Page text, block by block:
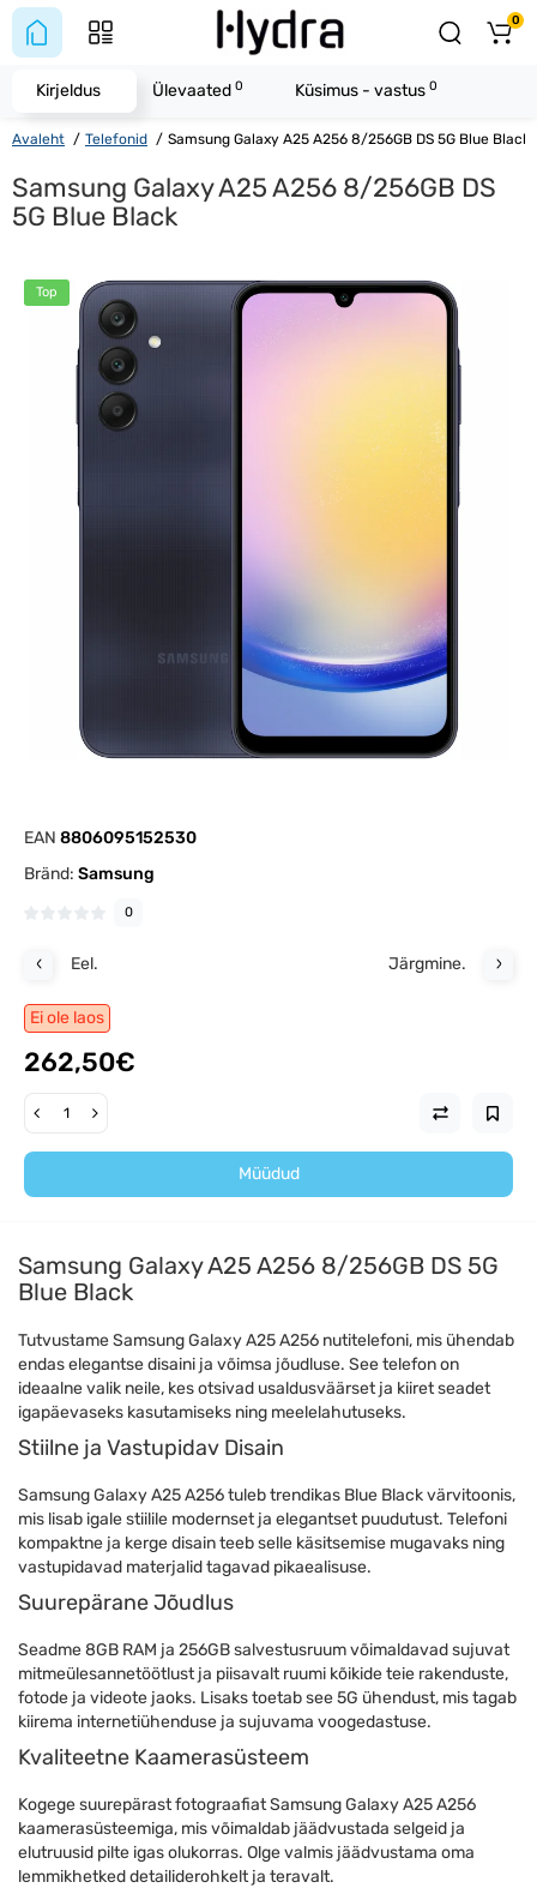
0
Avaleht Telefonid Samsung Galaxy A25 A256 8/256GB DS 5G Blue Black
Samsung Galaxy A25 A256 8/256GB DS
5G Blue Black
Top
EAN 8806095152530
Bränd: Samsung
0
Eel. Järgmine.
Ei ole laos
262,50€
Müüdud
Kirjeldus Ülevaated 0 Küsimus - vastus 0
Samsung Galaxy A25 A256 8/256GB DS 5G
Blue Black
Tutvustame Samsung Galaxy A25 A256 nutitelefoni, mis ühendab
endas elegantse disaini ja võimsa jõudluse. See telefon on
ideaalne valik neile, kes otsivad usaldusväärset ja kiiret seadet
igapäevaseks kasutamiseks ning meelelahutuseks.
Stiilne ja Vastupidav Disain
Samsung Galaxy A25 A256 tuleb trendikas Blue Black värvitoonis,
mis lisab igale stiilile modernset ja elegantset puudutust. Telefoni
kompaktne ja kerge disain teeb selle käsitsemise mugavaks ning
vastupidavad materjalid tagavad pikaealisuse.
Suurepärane Jõudlus
Seadme 8GB RAM ja 256GB salvestusruum võimaldavad sujuvat
mitmeülesannetöötlust ja piisavalt ruumi kõikide teie rakenduste,
fotode ja videote jaoks. Lisaks toetab see 5G ühendust, mis tagab
kiirema internetiühenduse ja sujuvama voogedastuse.
Kvaliteetne Kaamerasüsteem
Kogege suurepärast fotograafiat Samsung Galaxy A25 A256
kaamerasüsteemiga, mis võimaldab jäädvustada selgeid ja
elutruusid pilte igas olukorras. Olge valmis jäädvustama oma
lemmikhetked detailiderohkelt ja teravalt.